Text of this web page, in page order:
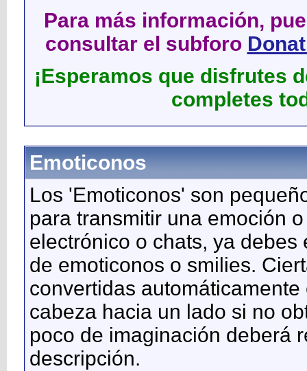
Para más información,
consultar el subforo
¡Esperamos que disfrutes
completes
Emoticonos
Los 'Emoticonos' son
para transmitir una emoción
electrónico o chats, ya
de emoticonos o smilies.
convertidas
cabeza hacia un lado si no
poco de imaginación deberá
descripción.